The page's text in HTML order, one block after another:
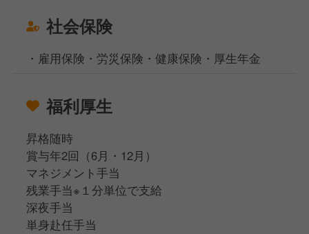
社会保険
・雇用保険・労災保険・健康保険・厚生年金
福利厚生
昇格随時
賞与年2回（6月・12月）
マネジメント手当
残業手当※１分単位で支給
深夜手当
単身赴任手当